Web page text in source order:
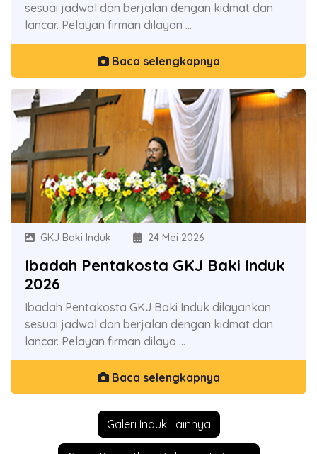
sesuai jadwal dan berjalan dengan kidmat dan
lancar. Pelayan firman dilayan ...
Baca selengkapnya
GKJ Baki Induk 24 Mei 2026
Ibadah Pentakosta GKJ Baki Induk
2026
Ibadah Pentakosta GKJ Baki Induk dilayankan
sesuai jadwal dan berjalan dengan kidmat dan
lancar. Pelayan firman dilaya ...
Baca selengkapnya
Galeri Induk Lainnya